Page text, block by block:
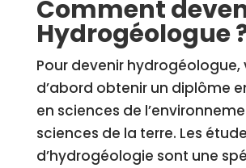
Comment
Hydrogéologue
Pour devenir hydrogéologue,
d’abord obtenir un diplôme
en sciences de
sciences de la terre. Les
d’hydrogéologie sont une